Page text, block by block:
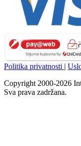
Politika privatnosti |
Copyright 2000-2026
Sva prava zadržana.